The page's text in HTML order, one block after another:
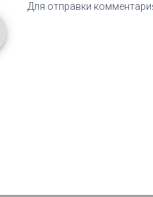
Для отправки